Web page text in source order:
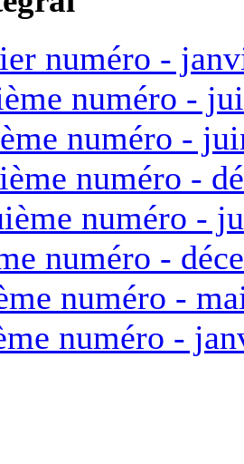
numéro -
numéro -
numéro -
numéro -
numéro -
numéro -
numéro -
numéro -